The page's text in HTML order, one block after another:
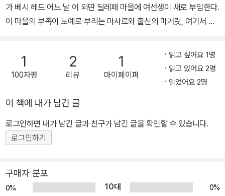
가 베시 헤드 어느 날 이 외딴 딜레페 마을에 여선생이 새로 부임한다.
이 마을의 부족이 노예로 부리는 마사르와 출신의 마거릿, 여기서 그
운 그림자다. 그녀를 사랑하는 이 부족의 왕족 마루, 그의 절친한 친구
이자 정적인 몰레카, 마루의 여동생이자 몰레카를 사랑하는 디켈레
디. 이 넷의 꿈과 영혼의 방황이 포착해낸 아프리카의 또다른 심연이
같은 이야기! ‘마루Maru’는 츠와나족 언어로 대자연의 기본원소를
지칭하는 ‘비바람, 폭풍우’ 또는 뇌운이 감도는 ‘먹구름’이라는 뜻이
다. 이 소설의 주인공 마루는 척박한 아프리카 대지에 폭풍우를 몰고
와 인종-부족 간 계급을 허물고 성적 차별을 넘어, 인류가 원시부터
리카에서의 내 모든 경험과 더불어, 나는 소름끼치는 인종차별에 관
한 불후의 소설을 쓰기를 열망했다. 그러면서도 작가로서 읽고 또 읽
1
100자평
2
리뷰
1
마이페이퍼
읽고 싶어요 1명
읽고 있어요 2명
읽었어요 2명
이 책에 내가 남긴 글
로그인하면 내가 남긴 글과 친구가 남긴 글을 확인할 수 있습니다.
로그인하기
구매자 분포
0% 10대
0%